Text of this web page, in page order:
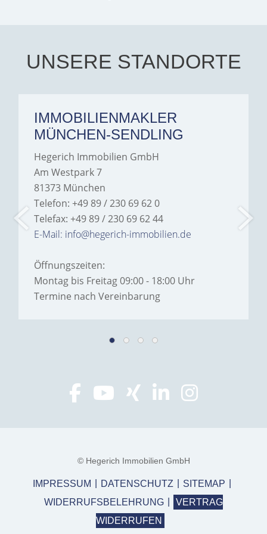
Hegerich Immobilien to
anyone looking for a home.
UNSERE STANDORTE
IMMOBILIENMAKLER
MÜNCHEN-SENDLING
Hegerich Immobilien GmbH
Am Westpark 7
81373 München
Telefon: +49 89 / 230 69 62 0
Telefax: +49 89 / 230 69 62 44
E-Mail: info@hegerich-immobilien.de
Öffnungszeiten:
Montag bis Freitag 09:00 - 18:00 Uhr
Termine nach Vereinbarung
© Hegerich Immobilien GmbH
IMPRESSUM DATENSCHUTZ
SITEMAP
WIDERRUFSBELEHRUNG
VERTRAG
WIDERRUFEN